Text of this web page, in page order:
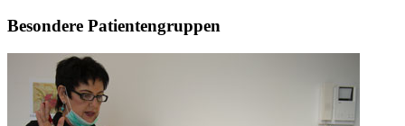
Besondere Patientengruppen